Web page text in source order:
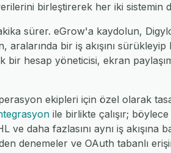
birleştirerek her iki sistemin
sürer. eGrow'a kaydolun,
aralarında bir iş akışını
bir hesap yöneticisi, ekran
ekipleri için özel olarak
ile birlikte çalışır;
ve daha fazlasını aynı iş
denemeler ve OAuth tabanlı